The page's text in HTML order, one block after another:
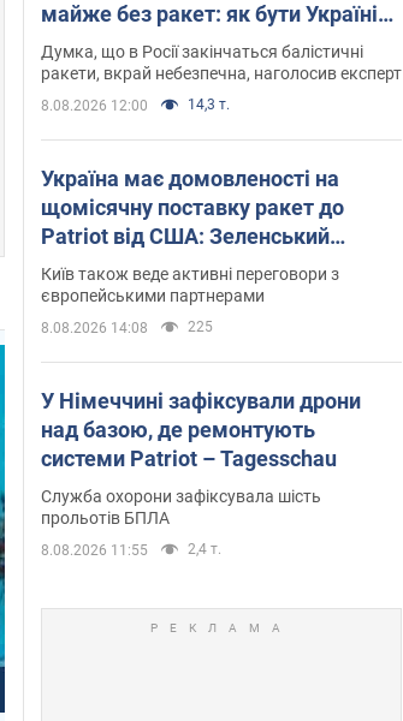
майже без ракет: як бути Україні?
Інтерв’ю з Мельником
Думка, що в Росії закінчаться балістичні
ракети, вкрай небезпечна, наголосив експерт
8.08.2026 12:00 14,3 т.
Україна має домовленості на
щомісячну поставку ракет до
Patriot від США: Зеленський
розкрив подробиці
Київ також веде активні переговори з
європейськими партнерами
8.08.2026 14:08 225
У Німеччині зафіксували дрони
над базою, де ремонтують
системи Patriot – Tagesschau
Служба охорони зафіксувала шість
прольотів БПЛА
8.08.2026 11:55 2,4 т.